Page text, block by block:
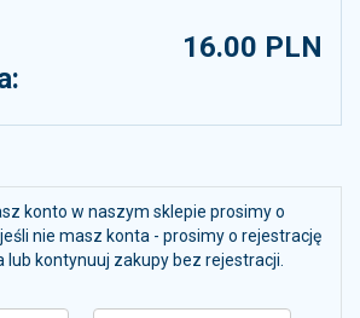
16.00 PLN
konto w naszym sklepie prosimy o
nie masz konta - prosimy o rejestrację
lub kontynuuj zakupy bez rejestracji.